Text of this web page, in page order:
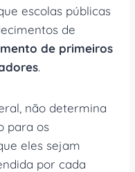
escolas públicas
de
de primeiros
.
não determina
para os
eles sejam
por cada